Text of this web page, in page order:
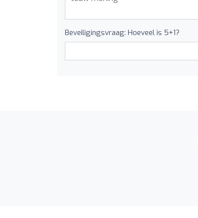
Beveiligingsvraag: Hoeveel is 5+1?